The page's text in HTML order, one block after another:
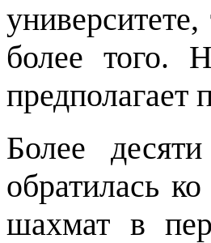
более того.
предполагает
Более
обратилась
шахмат в